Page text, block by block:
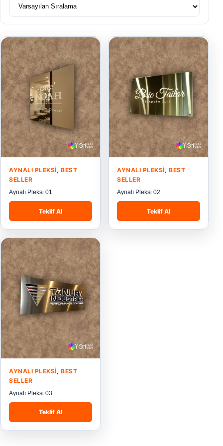
AYNALI PLEKSI,BEST
SELLER
Aynalı Pleksi 01
Teklif Al
AYNALI PLEKSI,BEST
SELLER
Aynalı Pleksi 02
Teklif Al
AYNALI PLEKSI,BEST
SELLER
Aynalı Pleksi 03
Teklif Al